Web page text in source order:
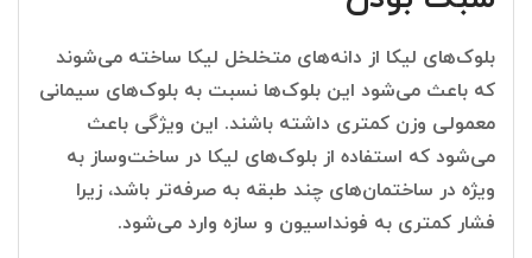
بلوک‌های لیکا از دانه‌های متخلخل لیکا ساخته می‌شوند
که باعث می‌شود این بلوک‌ها نسبت به بلوک‌های سیمانی
معمولی وزن کمتری داشته باشند. این ویژگی باعث
می‌شود که استفاده از بلوک‌های لیکا در ساخت‌وساز به
ویژه در ساختمان‌های چند طبقه به صرفه‌تر باشد، زیرا
فشار کمتری به فونداسیون و سازه وارد می‌شود.